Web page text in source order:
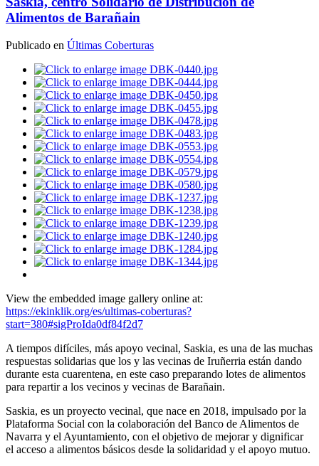
Alimentos de Barañain
Publicado en Últimas Coberturas
View the embedded image gallery online at:
https://ekinklik.org/es/ultimas-coberturas?
start=380#sigProIda0df84f2d7
A tiempos difíciles, más apoyo vecinal, Saskia, es una de las muchas
respuestas solidarias que los y las vecinas de Iruñerria están dando
durante esta cuarentena, en este caso preparando lotes de alimentos
para repartir a los vecinos y vecinas de Barañain.
Saskia, es un proyecto vecinal, que nace en 2018, impulsado por la
Plataforma Social con la colaboración del Banco de Alimentos de
Navarra y el Ayuntamiento, con el objetivo de mejorar y dignificar
el acceso a alimentos básicos desde la solidaridad y el apoyo mutuo.